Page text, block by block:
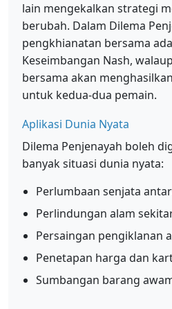
lain mengekalkan strategi
berubah. Dalam Dilema
pengkhianatan bersama
Keseimbangan Nash,
bersama akan
untuk kedua-dua pemain.
Aplikasi Dunia Nyata
Dilema Penjenayah boleh
banyak situasi dunia nyata:
Perlumbaan senjata
Perlindungan alam
Persaingan pengiklanan
Penetapan harga dan
Sumbangan barang